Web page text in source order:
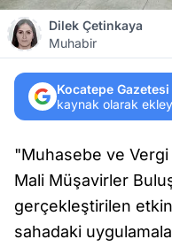
Dilek Çetinkaya
Muhabir
Kocatepe Gazetesi
kaynak olarak
"Muhasebe ve Vergi
Mali Müşavirler
gerçekleştirilen
sahadaki